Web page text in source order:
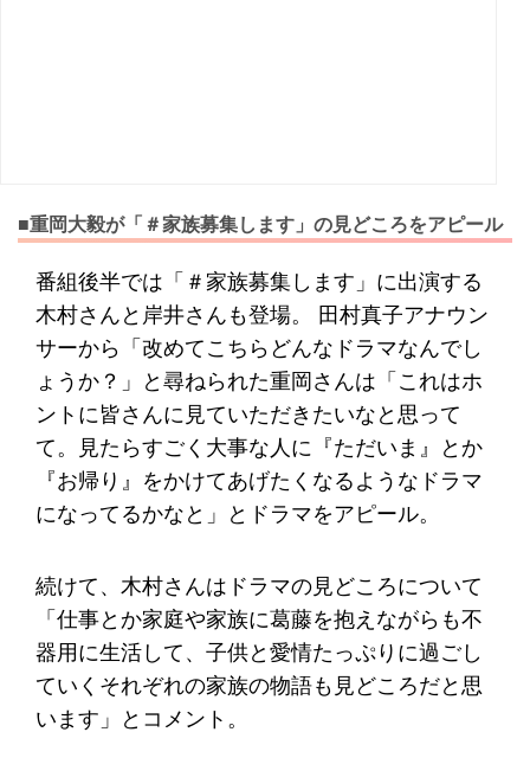
■重岡大毅が「＃家族募集します」の見どころをアピール
番組後半では「＃家族募集します」に出演する
木村さんと岸井さんも登場。 田村真子アナウン
サーから「改めてこちらどんなドラマなんでし
ょうか？」と尋ねられた重岡さんは「これはホ
ントに皆さんに見ていただきたいなと思って
て。見たらすごく大事な人に『ただいま』とか
『お帰り』をかけてあげたくなるようなドラマ
になってるかなと」とドラマをアピール。
続けて、木村さんはドラマの見どころについて
「仕事とか家庭や家族に葛藤を抱えながらも不
器用に生活して、子供と愛情たっぷりに過ごし
ていくそれぞれの家族の物語も見どころだと思
います」とコメント。